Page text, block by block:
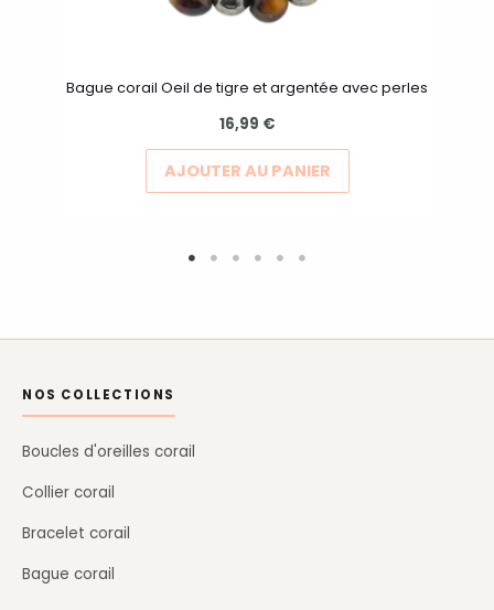
Bague corail Oeil de tigre et argentée avec perles
16,99 €
AJOUTER AU PANIER
du
NOS COLLECTIONS
Boucles d'oreilles corail
Collier corail
Bracelet corail
Bague corail